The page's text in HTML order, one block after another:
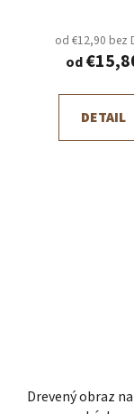
od €12,90 bez
od
DETAIL
Drevený obraz